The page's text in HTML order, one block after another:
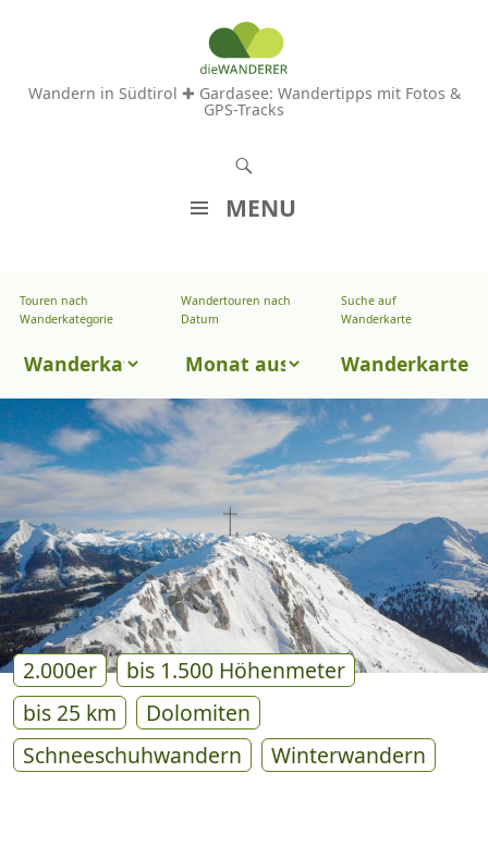
Wandern in Südtirol ✚ Gardasee: Wandertipps mit Fotos &
GPS-Tracks
MENU
M
A
L
T
S
P
R
I
N
G
E
N
Touren nach
Wanderkategorie
Touren
Wanderkategorie
Wandertouren nach
Datum
Wandertouren
Datum
Suche auf
Wanderkarte
Wanderkarte
2.000er
bis 1.500 Höhenmeter
bis 25 km
Dolomiten
Schneeschuhwandern
Winterwandern